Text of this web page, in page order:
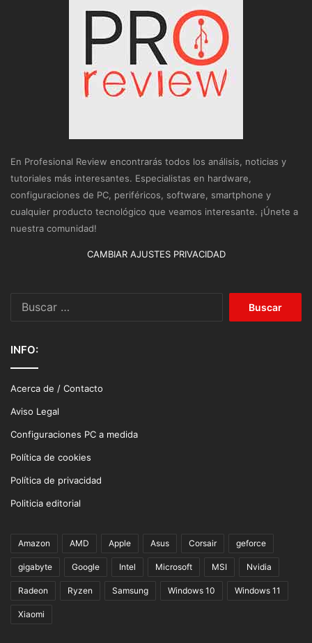
En Profesional Review encontrarás todos los análisis, noticias y
tutoriales más interesantes. Especialistas en hardware,
configuraciones de PC, periféricos, software, smartphone y
cualquier producto tecnológico que veamos interesante. ¡Únete a
nuestra comunidad!
CAMBIAR AJUSTES PRIVACIDAD
INFO:
Acerca de / Contacto
Aviso Legal
Configuraciones PC a medida
Política de cookies
Política de privacidad
Politicia editorial
Amazon AMD Apple Asus Corsair geforce
gigabyte Google Intel Microsoft MSI Nvidia
Radeon Ryzen Samsung Windows 10 Windows 11
Xiaomi